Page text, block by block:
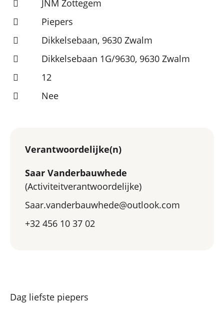
JNM Zottegem
Piepers
Dikkelsebaan, 9630 Zwalm
Dikkelsebaan 1G/9630, 9630 Zwalm
12
Nee
Verantwoordelijke(n)
Saar Vanderbauwhede
(Activiteitverantwoordelijke)
Saar.vanderbauwhede@outlook.com
+32 456 10 37 02
Dag liefste piepers